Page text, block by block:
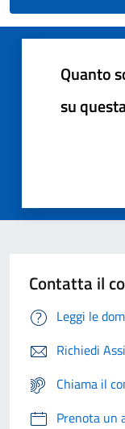
Quanto
su
Contatta il
Leggi le
Richiedi
Chiama il
Prenota un